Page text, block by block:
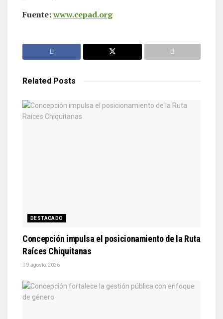
Fuente:www.cepad.org
Related Posts
DESTACADO
Concepción impulsa el posicionamiento de la Ruta
Raíces Chiquitanas
9 agosto, 2026